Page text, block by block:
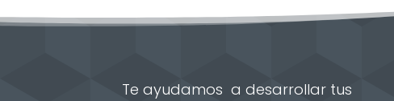
Te ayudamos a desarrollar tus